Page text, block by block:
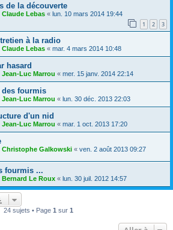
de la découverte
Claude Lebas « lun. 10 mars 2014 19:44
1 2 3
à la radio
Claude Lebas « mar. 4 mars 2014 10:48
hasard
Jean-Luc Marrou « mer. 15 janv. 2014 22:14
des fourmis
Jean-Luc Marrou « lun. 30 déc. 2013 22:03
d'un nid
Jean-Luc Marrou « mar. 1 oct. 2013 17:20
Christophe Galkowski « ven. 2 août 2013 09:27
fourmis ...
Bernard Le Roux « lun. 30 juil. 2012 14:57
24 sujets • Page 1 sur 1